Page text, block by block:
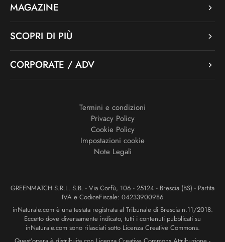
MAGAZINE
SCOPRI DI PIÙ
CORPORATE / ADV
Termini e condizioni
Privacy Policy
Cookie Policy
Impostazioni cookie
Note Legali
GREENMATCH S.R.L. S.B. - Via Corfù, 106 - 25124 - Brescia (BS) - Partita
IVA e CodiceFiscale: 04233900986
inNaturale.com è una testata registrata al Tribunale di Brescia n.11/2018.
Eccetto dove diversamente indicato, tutti i contenuti pubblicati su
inNaturale.com sono rilasciati sotto Licenza Creative Commons.